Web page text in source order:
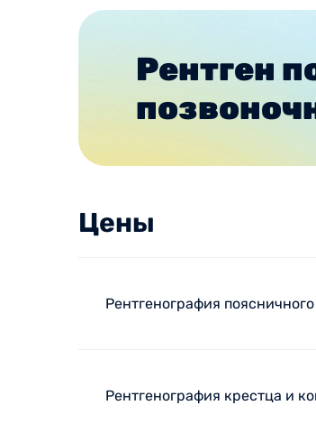
Рентген
Цены
Рентгенография
Рентгенография крестца и